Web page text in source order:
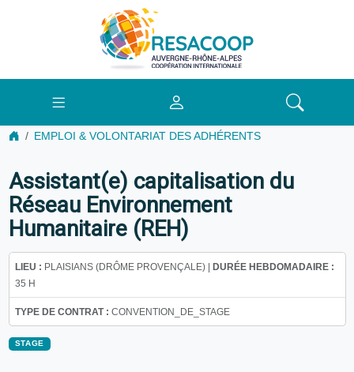
EMPLOI & VOLONTARIAT DES ADHÉRENTS
Assistant(e) capitalisation du
Réseau Environnement
Humanitaire (REH)
LIEU : PLAISIANS (DRÔME PROVENÇALE) | DURÉE HEBDOMADAIRE :
35 H
TYPE DE CONTRAT : CONVENTION_DE_STAGE
STAGE